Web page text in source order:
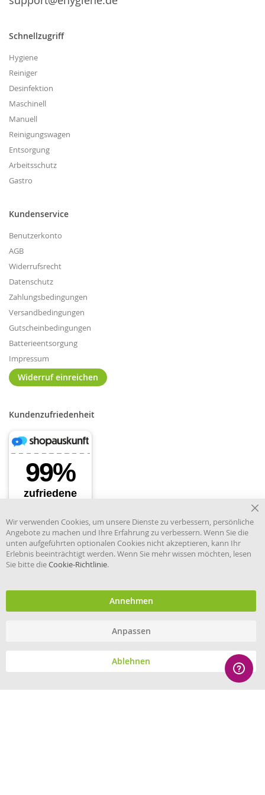
Schnellzugriff
Hygiene
Reiniger
Desinfektion
Maschinell
Manuell
Reinigungswagen
Entsorgung
Arbeitsschutz
Gastro
Kundenservice
Benutzerkonto
AGB
Widerrufsrecht
Datenschutz
Zahlungsbedingungen
Versandbedingungen
Gutscheinbedingungen
Batterieentsorgung
Impressum
Widerruf einreichen
Kundenzufriedenheit
Händler im offiziellen Register
und Information.
© eHygiene 2026 - All rights reserved.
Wir verwenden Cookies, um unsere Dienste zu verbessern, persönliche
Angebote zu machen und Ihre Erfahrung zu verbessern. Wenn Sie die
unten aufgeführten optionalen Cookies nicht akzeptieren, kann Ihr
Erlebnis beeinträchtigt werden. Wenn Sie mehr wissen möchten, lesen
Sie bitte dieCookie-Richtlinie.
Annehmen
Anpassen
Ablehnen